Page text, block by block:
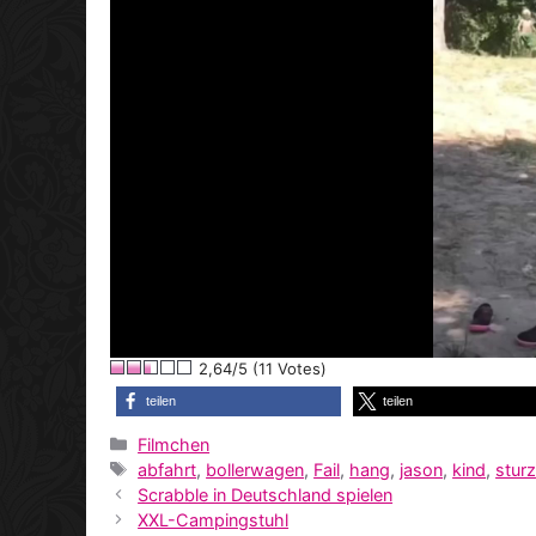
2,64/5 (11 Votes)
teilen teilen
Kategorien
Filmchen
Schlagwörter
abfahrt, bollerwagen, Fail, hang, jason, kind, sturz
Scrabble in Deutschland spielen
XXL-Campingstuhl